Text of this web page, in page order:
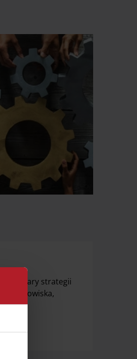
obszary strategii
środowiska,